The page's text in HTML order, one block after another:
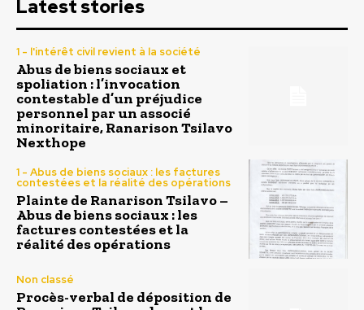
Latest stories
1 - l'intérêt civil revient à la société
Abus de biens sociaux et
spoliation : l’invocation
contestable d’un préjudice
personnel par un associé
minoritaire, Ranarison Tsilavo
Nexthope
1 - Abus de biens sociaux : les factures
contestées et la réalité des opérations
Plainte de Ranarison Tsilavo –
Abus de biens sociaux : les
factures contestées et la
réalité des opérations
Non classé
Procès-verbal de déposition de